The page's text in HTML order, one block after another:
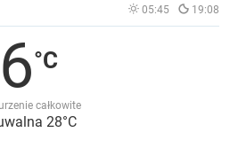
05:45 19:08
całkowite
28°C